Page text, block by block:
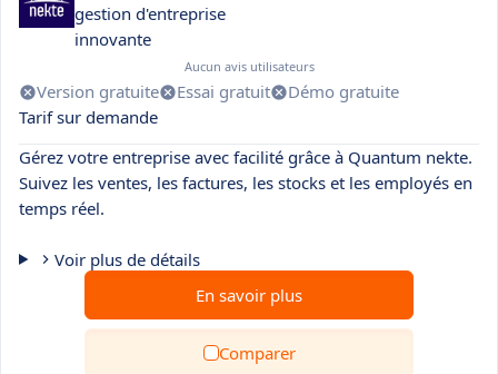
gestion d'entreprise
innovante
Aucun avis utilisateurs
Version gratuite Essai gratuit
Démo gratuite
Tarif sur demande
Gérez votre entreprise avec facilité grâce à Quantum nekte.
Suivez les ventes, les factures, les stocks et les employés en
temps réel.
Voir plus de détails
En savoir plus
Comparer